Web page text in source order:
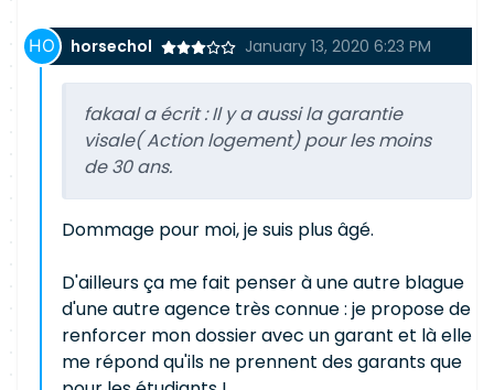
horsechol January 13, 2020 6:23 PM
fakaal a écrit :Il y a aussi la garantie
visale( Action logement) pour les moins
de 30 ans.
Dommage pour moi, je suis plus âgé.
D'ailleurs ça me fait penser à une autre blague
d'une autre agence très connue : je propose de
renforcer mon dossier avec un garant et là elle
me répond qu'ils ne prennent des garants que